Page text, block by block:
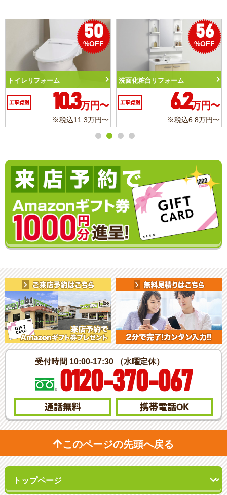
50
%OFF
トイレリフォーム
工事費別 10.3万円〜
※税込11.3万円〜
56
%OFF
洗面化粧台リフォーム
工事費別 6.2万円〜
※税込6.8万円〜
受付時間 10:00-17:30 （水曜定休）
0120-370-067
通話無料 携帯電話OK
このページの先頭へ戻る